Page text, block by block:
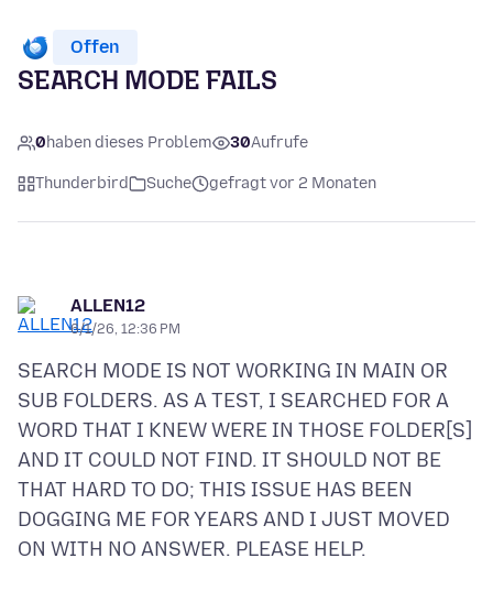
Offen
SEARCH MODE FAILS
0haben dieses Problem 30Aufrufe
Thunderbird Suche gefragt vor 2 Monaten
ALLEN12
6/1/26, 12:36 PM
SEARCH MODE IS NOT WORKING IN MAIN OR
SUB FOLDERS. AS A TEST, I SEARCHED FOR A
WORD THAT I KNEW WERE IN THOSE FOLDER[S]
AND IT COULD NOT FIND. IT SHOULD NOT BE
THAT HARD TO DO; THIS ISSUE HAS BEEN
DOGGING ME FOR YEARS AND I JUST MOVED